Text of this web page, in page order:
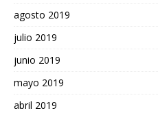
agosto 2019
julio 2019
junio 2019
mayo 2019
abril 2019